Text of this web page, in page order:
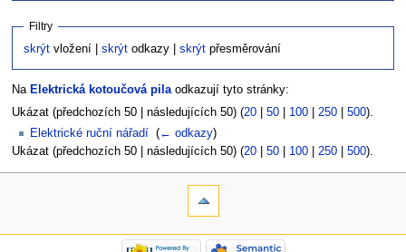
Filtry
skrýt vložení |skrýt odkazy |skrýt přesměrování
Na Elektrická kotoučová pilaodkazují tyto stránky:
Ukázat (předchozích 50 | následujících 50) (20| 50| 100| 250| 500).
Elektrické ruční nářadí
(← odkazy)
Ukázat (předchozích 50 | následujících 50) (20| 50| 100| 250| 500).